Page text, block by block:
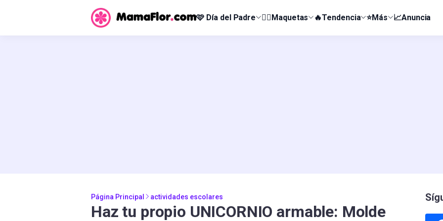
🩷 Día del Padre 👰‍♀️Maquetas 🔥Tendencia ⭐Más 📈Anuncia
Página Principal actividades escolares
Haz tu propio UNICORNIO armable: Molde